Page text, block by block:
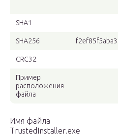
SHA1
SHA256
CRC32
Пример
расположения
файла
Имя файла
TrustedInstaller.exe